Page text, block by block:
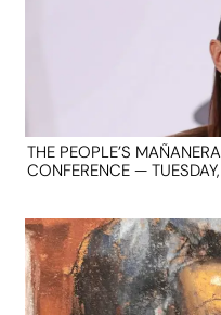
THE PEOPLE’S
CONFERENCE —